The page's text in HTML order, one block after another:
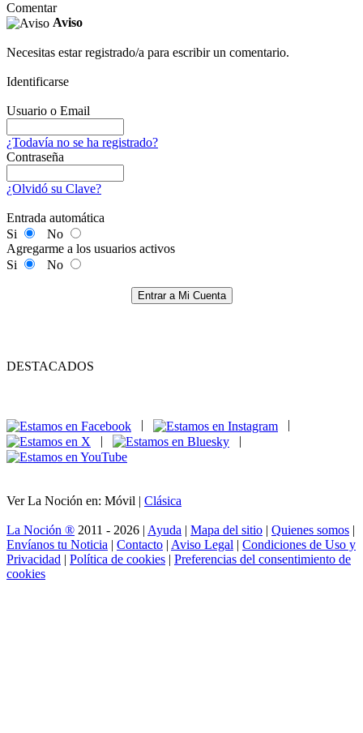
Comentar
Aviso
Necesitas estar registrado/a para escribir un comentario.
Identificarse
Usuario o Email
¿Todavía no se ha registrado?
Contraseña
¿Olvidó su Clave?
Entrada automática
Si
No
Agregarme a los usuarios activos
Si
No
Entrar a Mi Cuenta
DESTACADOS
|
|
Ver La Noción en: Móvil | Clásica
La Noción ® 2011 - 2026 | Ayuda | Mapa del sitio | Quienes somos |
Envíanos tu Noticia | Contacto | Aviso Legal | Condiciones de Uso y
Privacidad | Política de cookies | Preferencias del consentimiento de
cookies